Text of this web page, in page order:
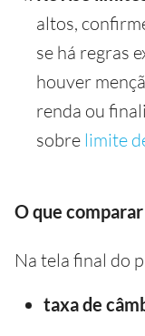
altos,
se há regras
houver
renda ou
sobre limite
O que
Na tela final do
taxa de